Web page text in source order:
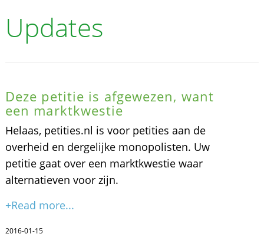
Updates
Deze petitie is afgewezen, want
een marktkwestie
Helaas, petities.nl is voor petities aan de
overheid en dergelijke monopolisten. Uw
petitie gaat over een marktkwestie waar
alternatieven voor zijn.
+Read more...
2016-01-15